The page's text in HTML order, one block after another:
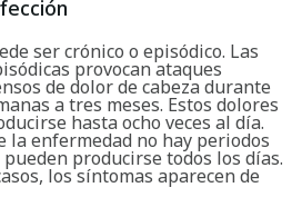
ser crónico o episódico. Las
provocan ataques
de dolor de cabeza durante
a tres meses. Estos dolores
hasta ocho veces al día.
la enfermedad no hay periodos
producirse todos los días.
los síntomas aparecen de